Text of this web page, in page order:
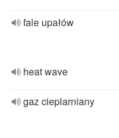
fale upałów
heat wave
gaz cieplarniany